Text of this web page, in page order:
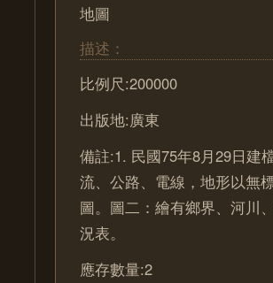
地圖
描述：
比例尺:200000
出版地:廣東
備註:1. 民國75年8月29日建
流、公路、電線，地形以無
圖。圖二：繪有鄉界、河川
況表。
應存數量:2